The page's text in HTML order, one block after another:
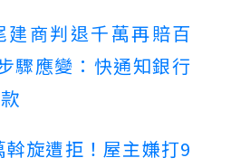
建商判退千萬再賠百
驟應變：快通知銀行
旋遭拒！屋主嫌打9